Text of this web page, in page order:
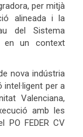
per mitjà
alineada i la
del Sistema
en un context
nova indústria
intel·ligent per a
Valenciana,
amb les
FEDER CV